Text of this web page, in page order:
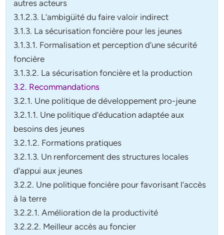
autres acteurs
3.1.2.3. L’ambigüité dufaire valoir indirect
3.1.3. La sécurisation foncière pour les jeunes
3.1.3.1. Formalisation et perception d’une sécurité
foncière
3.1.3.2. La sécurisation foncière et la production
3.2. Recommandations
3.2.1. Une politique de développement pro-jeune
3.2.1.1. Une politique d’éducation adaptée aux
besoins des jeunes
3.2.1.2. Formations pratiques
3.2.1.3. Un renforcement des structures locales
d’appui aux jeunes
3.2.2. Une politique foncière pour favorisant l’accès
à la terre
3.2.2.1. Amélioration de la productivité
3.2.2.2. Meilleur accès au foncier